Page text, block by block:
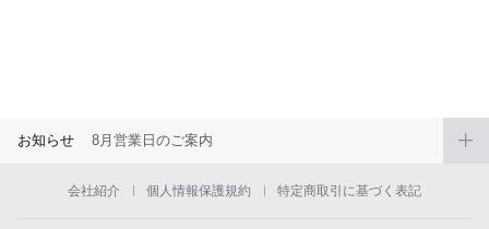
お知らせ 8月営業日のご案内
会社紹介 個人情報保護規約 特定商取引に基づく表記